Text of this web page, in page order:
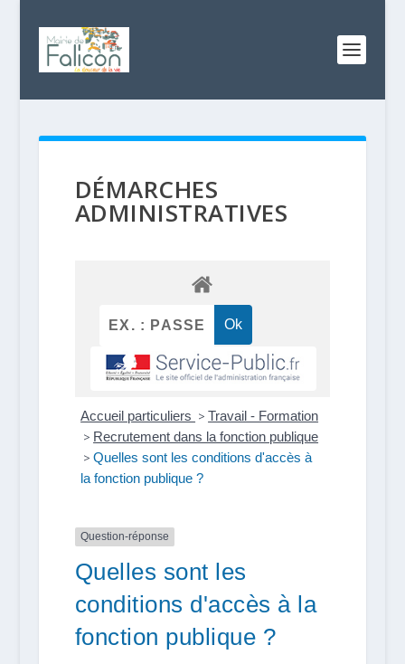
DÉMARCHES
ADMINISTRATIVES
Accueil particuliers > Travail - Formation
> Recrutement dans la fonction publique
> Quelles sont les conditions d'accès à
la fonction publique ?
Question-réponse
Quelles sont les
conditions d'accès à la
fonction publique ?